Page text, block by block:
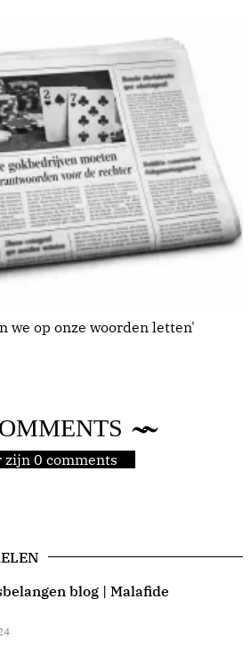
we op onze woorden letten'
zijn 0 comments
blog | Malafide